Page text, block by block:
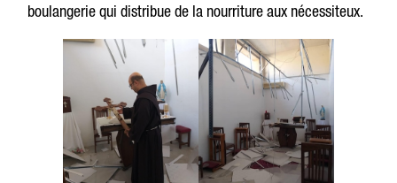
boulangerie qui distribue de la nourriture aux nécessiteux.